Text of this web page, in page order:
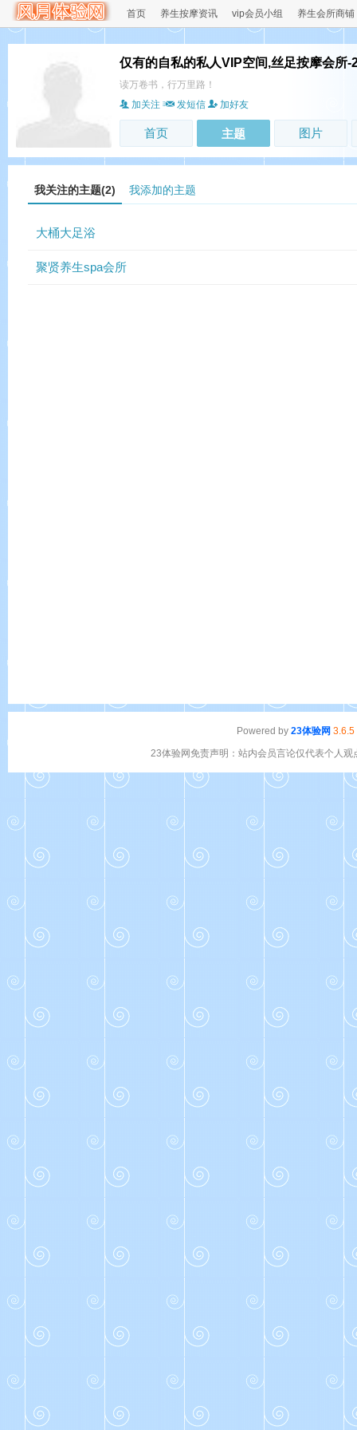
首页 养生按摩资讯 vip会员小组 养生会所商铺
仅有的自私的私人VIP空间,丝足按摩会所-
读万卷书，行万里路！
加关注
发短信 加好友
首页 主题 图片
我关注的主题(2) 我添加的主题
大桶大足浴
聚贤养生spa会所
Powered by 23体验网 3.6.5
23体验网免责声明：站内会员言论仅代表个人